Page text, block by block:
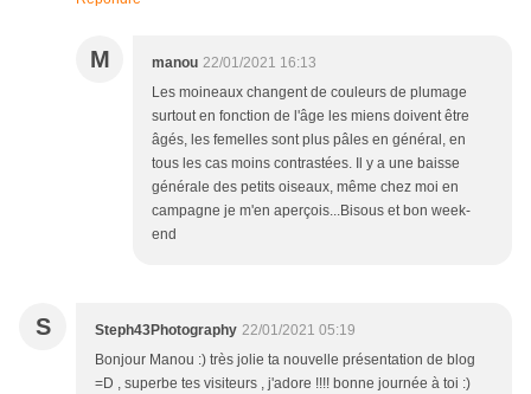
M manou 22/01/2021 16:13
Les moineaux changent de couleurs de plumage
surtout en fonction de l'âge les miens doivent être
âgés, les femelles sont plus pâles en général, en
tous les cas moins contrastées. Il y a une baisse
générale des petits oiseaux, même chez moi en
campagne je m'en aperçois...Bisous et bon week-
end
S Steph43Photography 22/01/2021 05:19
Bonjour Manou :) très jolie ta nouvelle présentation de blog
=D , superbe tes visiteurs , j'adore !!!! bonne journée à toi :)